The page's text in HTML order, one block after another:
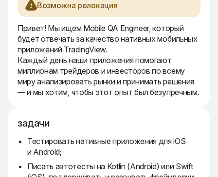
Возможна релокация
Привет! Мы ищем Mobile QA Engineer, который
будет отвечать за качество нативных мобильных
приложений TradingView.
Каждый день наши приложения помогают
миллионам трейдеров и инвесторов по всему
миру анализировать рынки и принимать решения
— и мы хотим, чтобы этот опыт был безупречным.
задачи
Тестировать нативные приложения для iOS
и Android;
Писать автотесты на Kotlin (Android) или Swift